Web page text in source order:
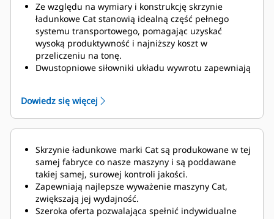
Ze względu na wymiary i konstrukcję skrzynie
ładunkowe Cat stanowią idealną część pełnego
systemu transportowego, pomagając uzyskać
wysoką produktywność i najniższy koszt w
przeliczeniu na tonę.
Dwustopniowe siłowniki układu wywrotu zapewniają
Dodatkowo funkcja ograniczania prędkości ruchu
chroni ramę i elementy pod koniec cyklu
opuszczania.
(TPMS) pozwala na dostosowywanie ładunków tak,
aby zapobiegać niedociążeniu lub przeciążeniu
wozideł.Nieskomplikowany wyświetlacz w kabinie
dostarcza operatom precyzyjnych informacji,
umożliwiając kontrolowanie załadunku tak, aby
wozidło za każdym razem transportowało
Dowiedz się więcej
Skrzynie ładunkowe marki Cat są produkowane w tej
samej fabryce co nasze maszyny i są poddawane
takiej samej, surowej kontroli jakości.
Zapewniają najlepsze wyważenie maszyny Cat,
zwiększają jej wydajność.
Szeroka oferta pozwalająca spełnić indywidualne